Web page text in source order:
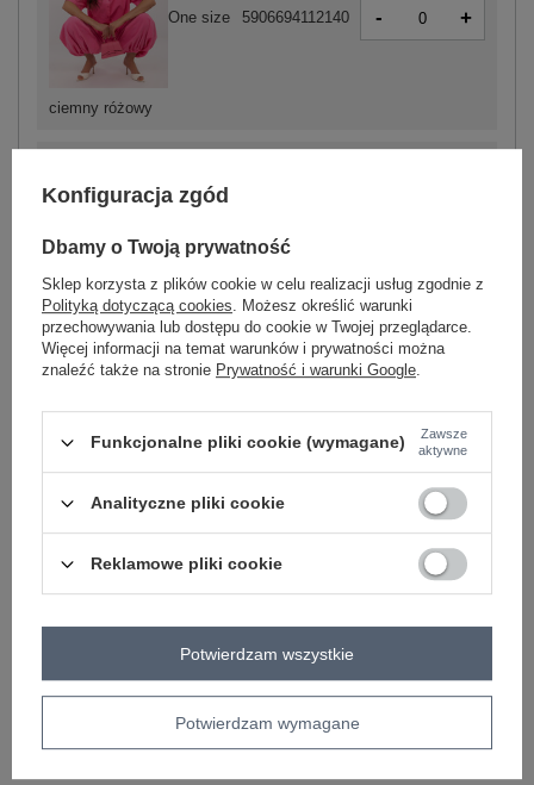
ciemny różowy
One size 5906694112140 - +
beżowy
One size 5906694112201
ZALOGUJ SIĘ I ZOBACZ CENĘ
Zadzwoń+48 601 547 740 Zadaj pytanie
skład materiału : 100% bawełna
sposób prania : pranie w pralce w 30°C
Kod produktu
IT-KS-FL10320.12
ITALY MODA
Konfiguracja zgód
Dbamy o Twoją prywatność
Sklep korzysta z plików cookie w celu realizacji usług zgodnie z
Polityką dotyczącą cookies. Możesz określić warunki
przechowywania lub dostępu do cookie w Twojej przeglądarce.
Więcej informacji na temat warunków i prywatności można
znaleźć także na stronie Prywatność i warunki Google.
Funkcjonalne pliki cookie (wymagane)
Zawsze
aktywne
Analityczne pliki cookie
Reklamowe pliki cookie
Potwierdzam wymagane
Potwierdzam wszystkie